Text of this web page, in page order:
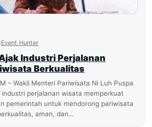
Event Hunter
Industri Perjalanan
Berkualitas
– Wakil Menteri Pariwisata Ni Luh Puspa
industri perjalanan wisata memperkuat
pemerintah untuk mendorong pariwisata
aman, dan…